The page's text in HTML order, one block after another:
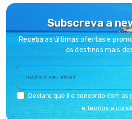
Subscreva a
Receba as últimas ofertas e
os destinos mais
Declaro que li e concordo com as
e termos e